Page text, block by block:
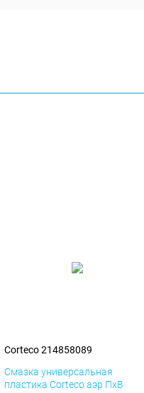
Corteco 214858089
Смазка универсальная
пластика Corteco аэр ПхВ